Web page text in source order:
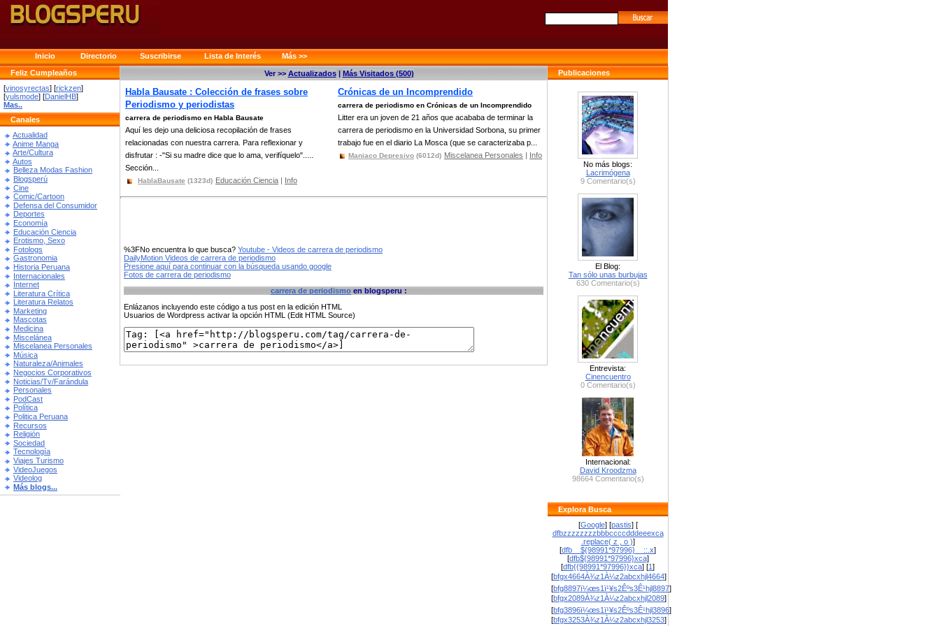
Inicio Directorio Suscribirse Lista de Interés
Más >>
Feliz Cumpleaños
[vinosyrectas] [rickzen]
[yulsmode] [DanielHB]
Mas..
Canales
Actualidad
Anime Manga
Arte/Cultura
Autos
Belleza Modas Fashion
Blogsperú
Cine
Comic/Cartoon
Defensa del Consumidor
Deportes
Economía
Educación Ciencia
Erotismo, Sexo
Fotologs
Gastronomia
Historia Peruana
Internacionales
Internet
Literatura Crítica
Literatura Relatos
Marketing
Mascotas
Medicina
Miscelánea
Miscelanea Personales
Música
Naturaleza/Animales
Negocios Corporativos
Noticias/Tv/Farándula
Personales
PodCast
Política
Politica Peruana
Recursos
Religión
Sociedad
Tecnología
Viajes Turismo
VideoJuegos
Videolog
Más blogs...
Publicaciones
No más blogs:
Lacrimógena
9 Comentario(s)
El Blog:
Tan sólo unas burbujas
630 Comentario(s)
Entrevista:
Cinencuentro
0 Comentario(s)
Internacional:
David Kroodzma
98664 Comentario(s)
Explora Busca
[Google] [pastis] [
dfbzzzzzzzzbbbccccdddeeexca
.replace( z , o )]
[dfb__${98991*97996}__::.x]
[dfb${98991*97996}xca]
[dfb{{98991*97996}}xca] [1]
[bfgx4664À¾z1À¼z2abcxhjl4664]
[bfg8897ï¼œs1ï¹¥s2Êºs3Ê¹hjl8897]
[bfgx2089À¾z1À¼z2abcxhjl2089]
[bfg3896ï¼œs1ï¹¥s2Êºs3Ê¹hjl3896]
[bfgx3253À¾z1À¼z2abcxhjl3253]
Ver >> Actualizados| Más Visitados (500)
Habla Bausate : Colección de frases sobre
Periodismo y periodistas
carrera de periodismo en Habla Bausate
Aquí les dejo una deliciosa recopilación de frases
relacionadas con nuestra carrera. Para reflexionar y
disfrutar : -"Si su madre dice que lo ama, verifíquelo".....
Sección...
HablaBausate (1323d) Educación Ciencia | Info
Crónicas de un Incomprendido
carrera de periodismo en Crónicas de un Incomprendido
Litter era un joven de 21 años que acababa de terminar la
carrera de periodismo en la Universidad Sorbona, su primer
trabajo fue en el diario La Mosca (que se caracterizaba p...
Maniaco Depresivo (6012d) Miscelanea Personales | Info
%3FNo encuentra lo que busca? Youtube - Videos de carrera de periodismo
DailyMotion Videos de carrera de periodismo
Presione aquí para continuar con la búsqueda usando google
Fotos de carrera de periodismo
carrera de periodismo en blogsperu :
Enlázanos incluyendo este código a tus post en la edición HTML
Usuarios de Wordpress activar la opción HTML (Edit HTML Source)